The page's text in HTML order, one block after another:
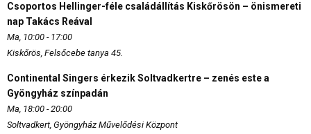
Csoportos Hellinger-féle családállítás Kiskőrösön – önismereti
nap Takács Reával
Ma, 10:00 - 17:00
Kiskőrös, Felsőcebe tanya 45.
Continental Singers érkezik Soltvadkertre – zenés este a
Gyöngyház színpadán
Ma, 18:00 - 20:00
Soltvadkert, Gyöngyház Művelődési Központ